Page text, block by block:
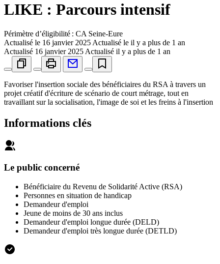
LIKE : Parcours intensif
Périmètre d’éligibilité : CA Seine-Eure
Actualisé le 16 janvier 2025 Actualisé le il y a plus de 1 an
Actualisé 16 janvier 2025 Actualisé il y a plus de 1 an
Favoriser l'insertion sociale des bénéficiaires du RSA à travers un
projet créatif d'écriture de scénario de court métrage, tout en
travaillant sur la socialisation, l'image de soi et les freins à l'insertion
Informations clés
Le public concerné
Bénéficiaire du Revenu de Solidarité Active (RSA)
Personnes en situation de handicap
Demandeur d'emploi
Jeune de moins de 30 ans inclus
Demandeur d'emploi longue durée (DELD)
Demandeur d'emploi très longue durée (DETLD)